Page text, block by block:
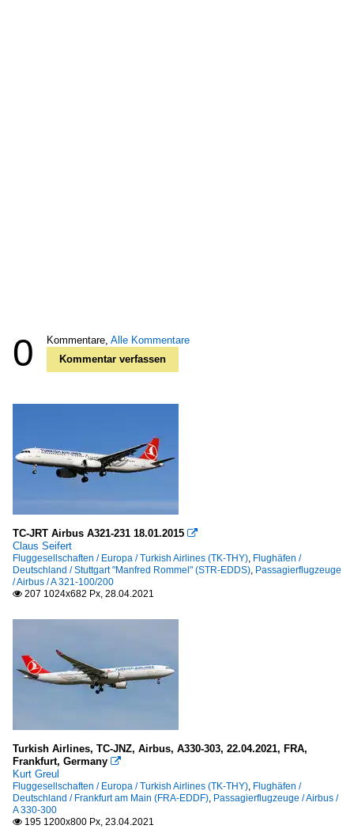
0 Kommentare, Alle Kommentare
Kommentar verfassen
TC-JRT Airbus A321-231 18.01.2015 
Claus Seifert
Fluggesellschaften / Europa / Turkish Airlines (TK-THY), Flughäfen /
Deutschland / Stuttgart "Manfred Rommel" (STR-EDDS), Passagierflugzeuge
/ Airbus / A 321-100/200
 207 1024x682 Px, 28.04.2021
Turkish Airlines, TC-JNZ, Airbus, A330-303, 22.04.2021, FRA,
Frankfurt, Germany 
Kurt Greul
Fluggesellschaften / Europa / Turkish Airlines (TK-THY), Flughäfen /
Deutschland / Frankfurt am Main (FRA-EDDF), Passagierflugzeuge / Airbus /
A 330-300
 195 1200x800 Px, 23.04.2021